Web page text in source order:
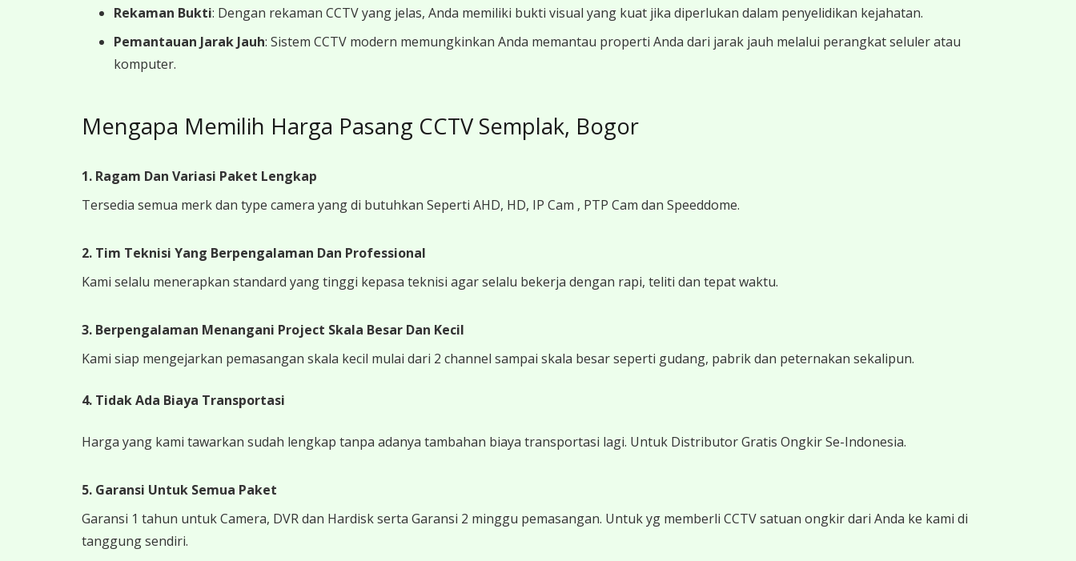
Rekaman Bukti: Dengan rekaman CCTV yang jelas, Anda memiliki bukti visual yang kuat jika diperlukan dalam penyelidikan kejahatan.
Pemantauan Jarak Jauh: Sistem CCTV modern memungkinkan Anda memantau properti Anda dari jarak jauh melalui perangkat seluler atau
komputer.
Mengapa Memilih Harga Pasang CCTV Semplak, Bogor
1. Ragam Dan Variasi Paket Lengkap
Tersedia semua merk dan type camera yang di butuhkan Seperti AHD, HD, IP Cam , PTP Cam dan Speeddome.
2. Tim Teknisi Yang Berpengalaman Dan Professional
Kami selalu menerapkan standard yang tinggi kepasa teknisi agar selalu bekerja dengan rapi, teliti dan tepat waktu.
3. Berpengalaman Menangani Project Skala Besar Dan Kecil
Kami siap mengejarkan pemasangan skala kecil mulai dari 2 channel sampai skala besar seperti gudang, pabrik dan peternakan sekalipun.
4. Tidak Ada Biaya Transportasi
Harga yang kami tawarkan sudah lengkap tanpa adanya tambahan biaya transportasi lagi. Untuk Distributor Gratis Ongkir Se-Indonesia.
5. Garansi Untuk Semua Paket
Garansi 1 tahun untuk Camera, DVR dan Hardisk serta Garansi 2 minggu pemasangan. Untuk yg memberli CCTV satuan ongkir dari Anda ke kami di
tanggung sendiri.